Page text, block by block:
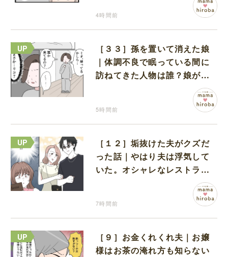
4時間前
［３３］孫を置いて消えた娘
｜体調不良で眠っている間に
訪ねてきた人物は誰？娘が戻
ってきたのかと不安になる
5時間前
［１２］垢抜けた夫がクズだ
った話｜やはり夫は浮気して
いた。オシャレなレストラン
7時間前
［９］お金くれくれ夫｜お嬢
様はお茶の淹れ方も知らない